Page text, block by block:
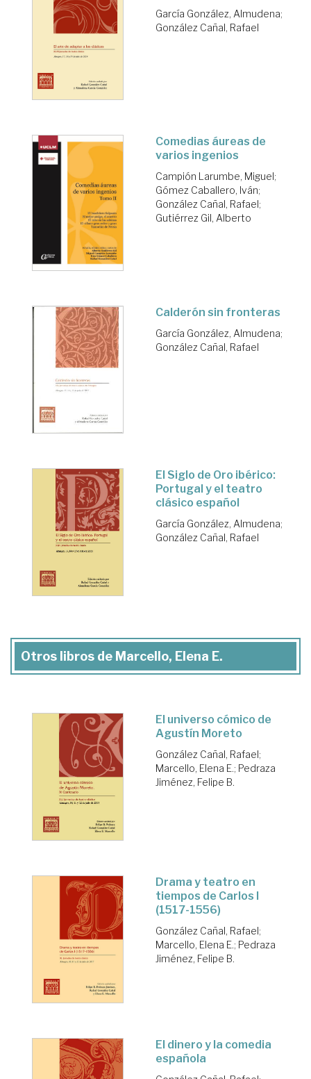
García González, Almudena;
González Cañal, Rafael
Comedias áureas de
varios ingenios
Campión Larumbe, Miguel;
Gómez Caballero, Iván;
González Cañal, Rafael;
Gutiérrez Gil, Alberto
Calderón sin fronteras
García González, Almudena;
González Cañal, Rafael
El Siglo de Oro ibérico:
Portugal y el teatro
clásico español
García González, Almudena;
González Cañal, Rafael
Otros libros de Marcello, Elena E.
El universo cómico de
Agustín Moreto
González Cañal, Rafael;
Marcello, Elena E.; Pedraza
Jiménez, Felipe B.
Drama y teatro en
tiempos de Carlos I
(1517-1556)
González Cañal, Rafael;
Marcello, Elena E.; Pedraza
Jiménez, Felipe B.
El dinero y la comedia
española